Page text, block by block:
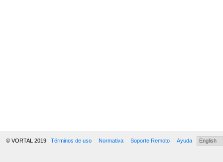
© VORTAL 2019 Términos de uso Normativa Soporte Remoto Ayuda